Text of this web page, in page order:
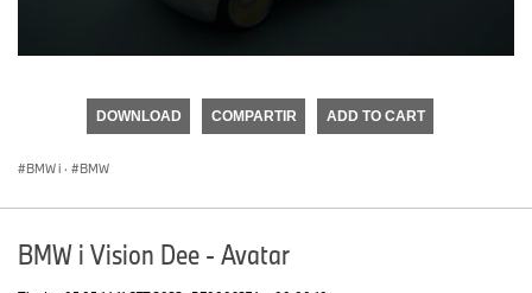
seconds
DOWNLOAD COMPARTIR ADD TO CART
BMW i · BMW
BMW i Vision Dee - Avatar